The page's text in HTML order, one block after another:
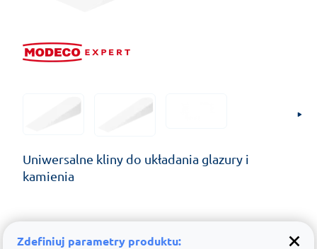
Uniwersalne kliny do układania glazury i
kamienia
Zdefiniuj parametry produktu: